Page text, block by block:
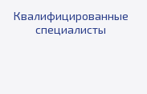
Квалифицированные
специалисты